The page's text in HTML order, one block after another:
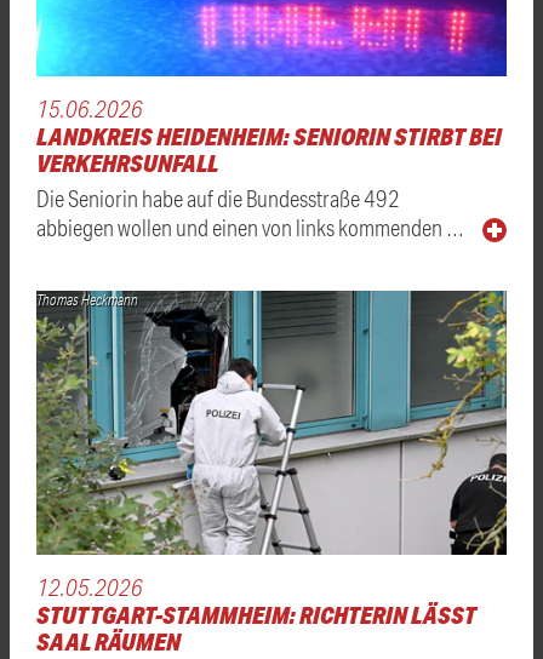
15.06.2026
LANDKREIS HEIDENHEIM: SENIORIN STIRBT BEI
VERKEHRSUNFALL
Die Seniorin habe auf die Bundesstraße 492
abbiegen wollen und einen von links kommenden …
Thomas Heckmann
12.05.2026
STUTTGART-STAMMHEIM: RICHTERIN LÄSST
SAAL RÄUMEN